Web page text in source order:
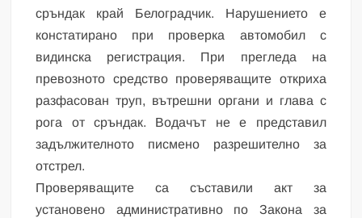
сръндак край Белоградчик. Нарушението е
констатирано при проверка автомобил с
видинска регистрация. При прегледа на
превозното средство проверяващите откриха
разфасован труп, вътрешни органи и глава с
рога от сръндак. Водачът не е представил
задължителното писмено разрешително за
отстрел.
Проверяващите са съставили акт за
установено административно по Закона за